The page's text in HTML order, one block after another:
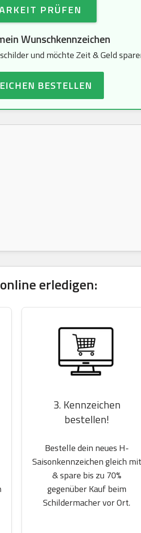
PRÜFEN
Wunschkennzeichen
und möchte Zeit & Geld
BESTELLEN
erledigen:
3. Kennzeichen
bestellen!
Bestelle dein neues H-
Saisonkennzeichen gleich mit
& spare bis zu 70%
gegenüber Kauf beim
Schildermacher vor Ort.